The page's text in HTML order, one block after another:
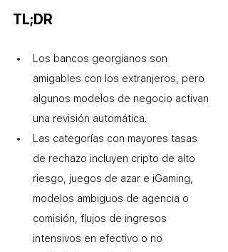
TL;DR
Los bancos georgianos son
amigables con los extranjeros, pero
algunos modelos de negocio activan
una revisión automática.
Las categorías con mayores tasas
de rechazo incluyen cripto de alto
riesgo, juegos de azar e iGaming,
modelos ambiguos de agencia o
comisión, flujos de ingresos
intensivos en efectivo o no